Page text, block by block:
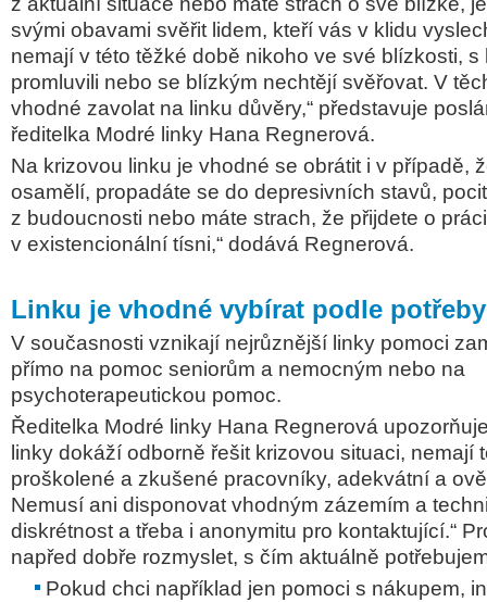
svými obavami svěřit lidem, kteří vás v klidu
nemají v této těžké době nikoho ve své blízkosti, s
promluvili nebo se blízkým nechtějí svěřovat. V
vhodné zavolat na linku důvěry,“ představuje
ředitelka Modré linky Hana Regnerová.
Na krizovou linku je vhodné se obrátit i v případě,
osamělí, propadáte se do depresivních stavů,
z budoucnosti nebo máte strach, že přijdete o
v existencionální tísni,“ dodává Regnerová.
Linku je vhodné vybírat podle
V současnosti vznikají nejrůznější linky pomoci
přímo na pomoc seniorům a nemocným nebo na
psychoterapeutickou pomoc.
Ředitelka Modré linky Hana Regnerová
linky dokáží odborně řešit krizovou situaci, nemají
proškolené a zkušené pracovníky, adekvátní a
Nemusí ani disponovat vhodným zázemím a
diskrétnost a třeba i anonymitu pro kontaktující.“
napřed dobře rozmyslet, s čím aktuálně
Pokud chci například jen pomoci s nákupem,